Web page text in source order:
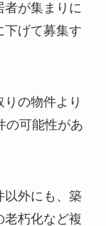
者が集まりに
下げて募集す
の物件より
の可能性があ
以外にも、築
老朽化など複